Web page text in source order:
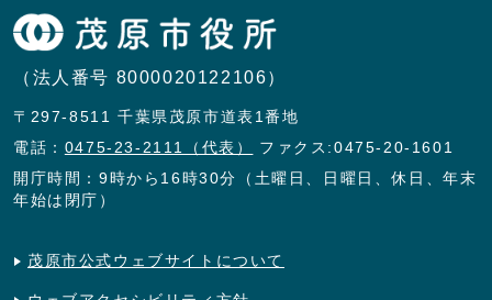
（法人番号 8000020122106）
〒297-8511 千葉県茂原市道表1番地
電話： 0475-23-2111（代表）
ファクス:0475-20-1601
開庁時間：9時から16時30分（土曜日、日曜日、休日、年末
年始は閉庁）
茂原市公式ウェブサイトについて